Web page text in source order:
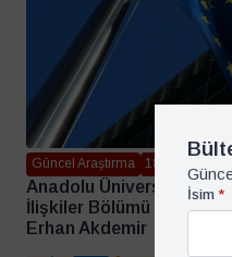
Güncel Araştırma 18 Haziran
Anadolu Üniversitesi
İlişkiler Bölümü
Erhan Akdemir
İsim *